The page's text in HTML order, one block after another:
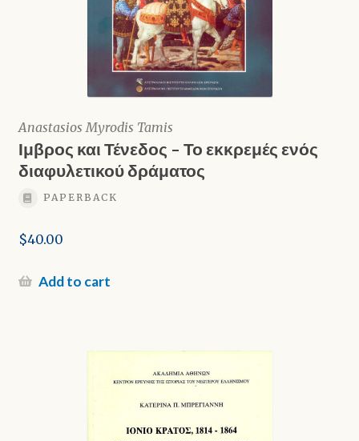
Anastasios Myrodis Tamis
Ιμβρος και Τένεδος – Το εκκρεμές ενός
διαφυλετικού δράματος
PAPERBACK
$40.00
Add to cart